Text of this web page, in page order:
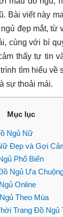
Bài viết này
đẹp mắt, từ
cùng với bí
thấy tự tin
tìm hiểu về
sự thoải mái.
Mục lục
Ngủ Nữ
Đẹp và Gợi
Phổ Biến
Ngủ Ưa
Online
Theo Mùa
Trang Đồ Ngủ